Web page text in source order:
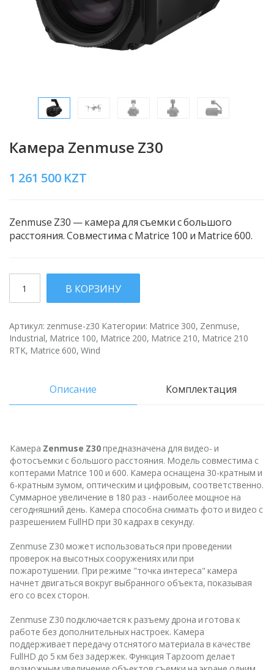
Камера Zenmuse Z30
1 261 500 KZT
Zenmuse Z30 — камера для съемки с большого
расстояния. Совместима с Matrice 100 и Matrice 600.
В КОРЗИНУ
Артикул: zenmuse-z30 Категории: Matrice 300, Zenmuse,
Industrial, Matrice 100, Matrice 200, Matrice 210, Matrice 210
RTK, Matrice 600, Wind
Описание Комплектация
Камера Zenmuse Z30предназначена для видео- и
фотосъемки с большого расстояния. Модель совместима с
коптерами Matrice 100 и 600. Камера оснащена 30-кратным и
6-кратным зумом, оптическим и цифровым, соответственно.
Суммарное увеличение в 180 раз - наиболее мощное на
сегодняшний день. Камера способна снимать фото и видео с
разрешением FullHD при 30 кадрах в секунду.
Zenmuse Z30 может использоваться при проведении
проверок на высотных сооружениях или при
пожаротушении. При режиме "точка интереса" камера
начнет двигаться вокруг выбранного объекта, показывая
его со всех сторон.
Zenmuse Z30 подключается к разъему дрона и готова к
работе без дополнительных настроек. Камера
поддерживает передачу отснятого материала в качестве
FullHD до 5 км без задержек. Функция Tapzoom делает